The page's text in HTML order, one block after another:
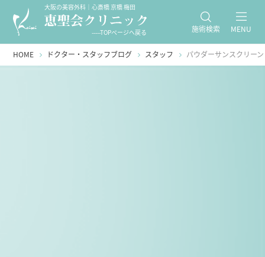
大阪の美容外科｜心斎橋 京橋 梅田
-----TOPページへ戻る 施術検索 MENU
HOME ドクター・スタッフブログ スタッフ パウダーサンスクリーン